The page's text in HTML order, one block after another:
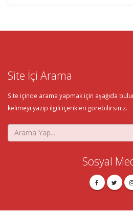
Site İçi Arama
Site içinde arama yapmak için aşağıda
kelimeyi yazıp ilgili içerikleri görebilirsiniz.
Sosyal